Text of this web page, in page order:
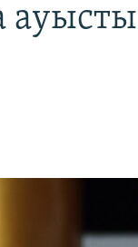
ауысты